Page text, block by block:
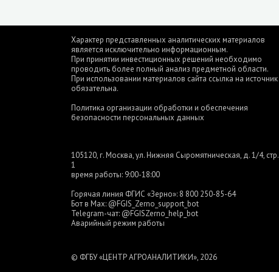
Характер представленных аналитических материалов
является исключительно информационным.
При принятии инвестиционных решений необходимо
проводить более полный анализ предметной области.
При использовании материалов сайта ссылка на источник
обязательна.
Политика организации обработки и обеспечения
безопасности персональных данных
105120, г. Москва, ул. Нижняя Сыромятническая, д. 1/4, стр.
1
время работы: 9:00-18:00
Горячая линия ФГИС «Зерно»: 8 800 250-85-64
Бот в Max: @FGIS_Zerno_support_bot
Telegram-чат: @FGISZerno_help_bot
Аварийный режим работы
© ФГБУ «ЦЕНТР АГРОАНАЛИТИКИ», 2026